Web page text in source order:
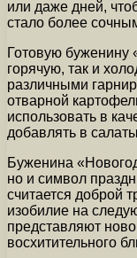
или даже дней,
стало более
Готовую буженину
горячую, так и
различными
отварной
использовать в
добавлять в
Буженина
но и символ
считается доброй
изобилие на
представляют
восхитительного